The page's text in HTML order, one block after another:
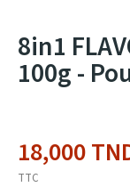
8in1
100g -
18,000
TTC